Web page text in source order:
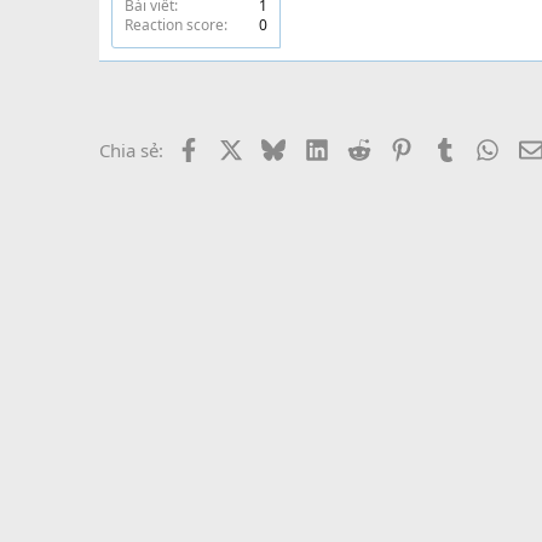
Bài viết
1
Reaction score
0
Chia sẻ: Facebook BlueskyLinkedIn
Reddit PinterestTumblr